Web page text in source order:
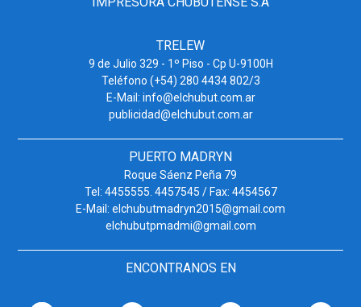
TRELEW
9 de Julio 329 - 1º Piso - Cp U-9100H
Teléfono (+54) 280 4434 802/3
E-Mail: info@elchubut.com.ar
publicidad@elchubut.com.ar
PUERTO MADRYN
Roque Sáenz Peña 79
Tel: 4455555. 4457545 / Fax: 4454567
E-Mail: elchubutmadryn2015@gmail.com
elchubutpmadmi@gmail.com
ENCONTRANOS EN